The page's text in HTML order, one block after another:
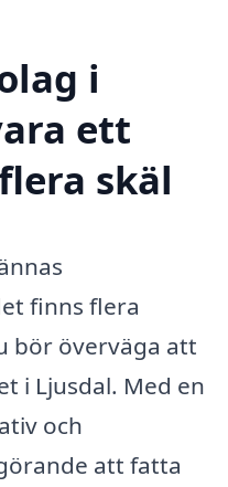
i
ett
skäl
finns flera
bör överväga att
i Ljusdal. Med en
och
att fatta